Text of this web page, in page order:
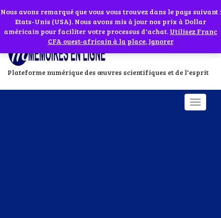
Abonnes toi à notre chaîne WhatsApp en cliquant sur l'icône en face
Plateforme numérique des œuvres scientifiques et de l'esprit
Si vous avez besoin d'assistance Contactez-nous par WhatsApp au
+229 01 95 33 60 26Ignorer
Nous avons remarqué que vous vous trouvez dans le pays suivant :
Etats-Unis (USA). Nous avons mis à jour nos prix à Dollar
américain pour faciliter votre processus d'achat. Utilisez Franc
CFA ouest-africain à la place. Ignorer